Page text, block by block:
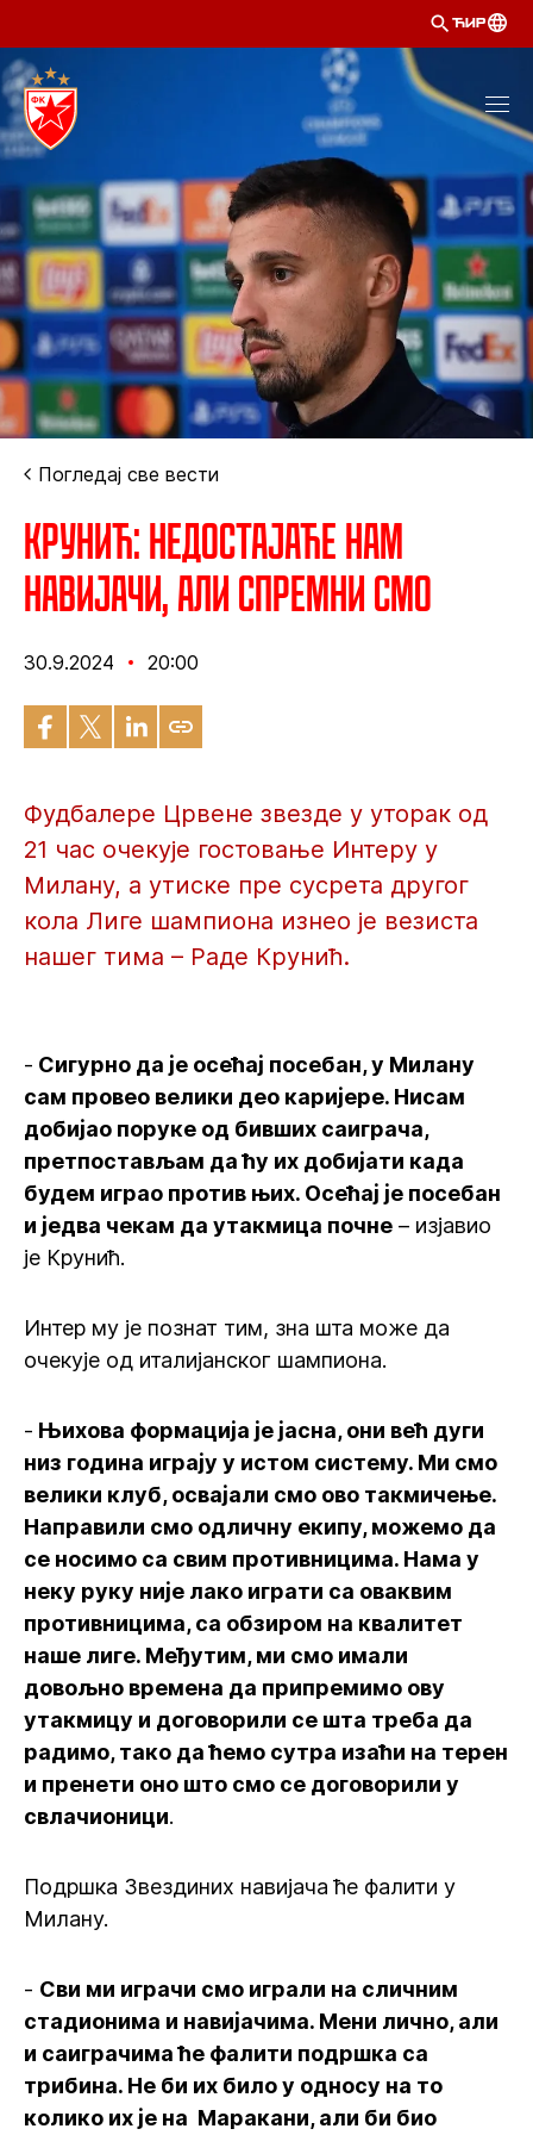
ЋИР
Погледај све вести
Крунић: Недостајаће нам
навијачи, али спремни смо
30.9.2024 20:00
Фудбалере Црвене звезде у уторак од
21 час очекује гостовање Интеру у
Милану, а утиске пре сусрета другог
кола Лиге шампиона изнео је везиста
нашег тима – Раде Крунић.
- Сигурно да је осећај посебан, у Милану
сам провео велики део каријере. Нисам
добијао поруке од бивших саиграча,
претпостављам да ћу их добијати када
будем играо против њих. Осећај је посебан
и једва чекам да утакмица почне – изјавио
је Крунић.
Интер му је познат тим, зна шта може да
очекује од италијанског шампиона.
- Њихова формација је јасна, они већ дуги
низ година играју у истом систему. Ми смо
велики клуб, освајали смо ово такмичење.
Направили смо одличну екипу, можемо да
се носимо са свим противницима. Нама у
неку руку није лако играти са оваквим
противницима, са обзиром на квалитет
наше лиге. Међутим, ми смо имали
довољно времена да припремимо ову
утакмицу и договорили се шта треба да
радимо, тако да ћемо сутра изаћи на терен
и пренети оно што смо се договорили у
свлачионици.
Подршка Звездиних навијача ће фалити у
Милану.
- Сви ми играчи смо играли на сличним
стадионима и навијачима. Мени лично, али
и саиграчима ће фалити подршка са
трибина. Не би их било у односу на то
колико их је на Маракани, али би био